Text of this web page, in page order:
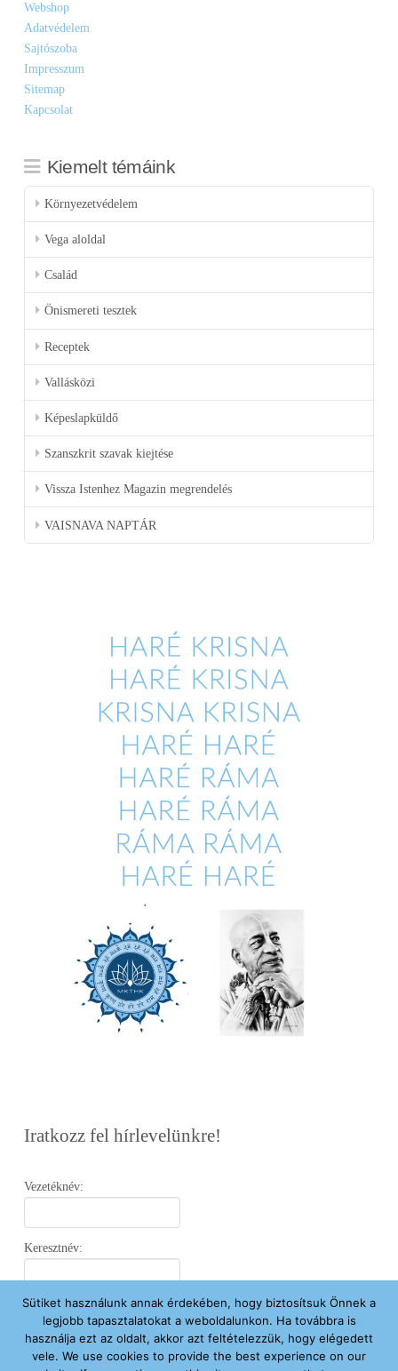
Webshop
Adatvédelem
Sajtószoba
Impresszum
Sitemap
Kapcsolat
Kiemelt témáink
Környezetvédelem
Vega aloldal
Család
Önismereti tesztek
Receptek
Vallásközi
Képeslapküldő
Szanszkrit szavak kiejtése
Vissza Istenhez Magazin megrendelés
VAISNAVA NAPTÁR
Iratkozz fel hírlevelünkre!
Vezetéknév:
Keresztnév:
Email:
Sütiket használunk annak érdekében, hogy biztosítsuk Önnek a
legjobb tapasztalatokat a weboldalunkon. Ha továbbra is
használja ezt az oldalt, akkor azt feltételezzük, hogy elégedett
vele. We use cookies to provide the best experience on our